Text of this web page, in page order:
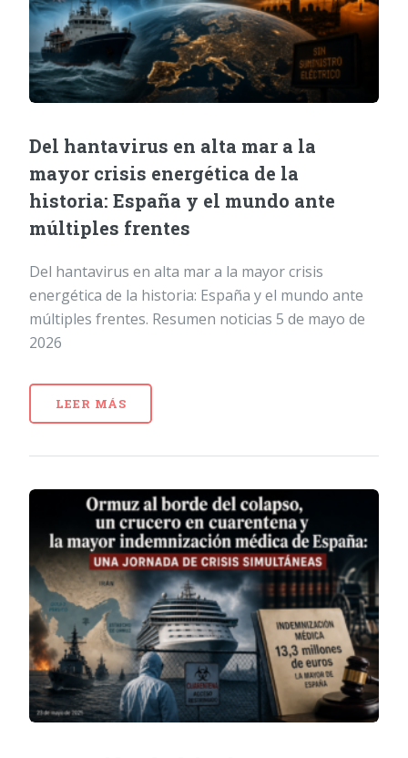
Del hantavirus en alta mar a la
mayor crisis energética de la
historia: España y el mundo ante
múltiples frentes
Del hantavirus en alta mar a la mayor crisis
energética de la historia: España y el mundo ante
múltiples frentes. Resumen noticias 5 de mayo de
2026
LEER MÁS